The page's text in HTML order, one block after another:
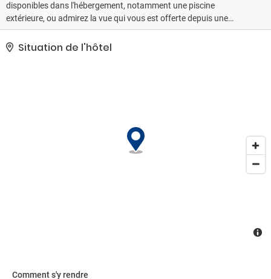
disponibles dans l'hébergement, notamment une piscine
extérieure, ou admirez la vue qui vous est offerte depuis une
terrasse et un jardin. Parmi les services et équipements offerts par
cet hôtel vous trouvez également l'accès Wi-Fi à Internet gratuit,
Situation de l'hôtel
Comment s'y rendre